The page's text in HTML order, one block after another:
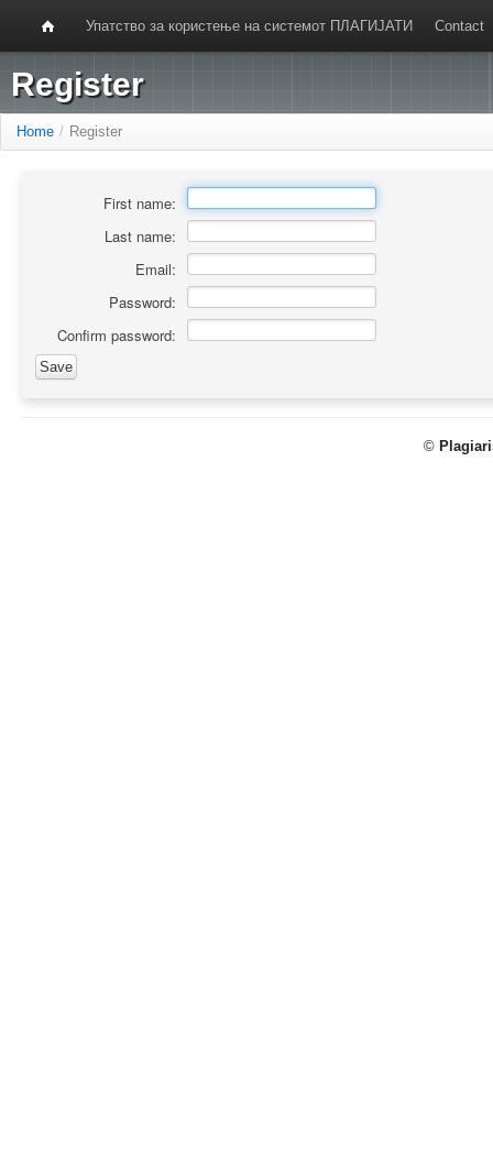
Упатство за користење на системот ПЛАГИЈАТИ Contact
Register
Home / Register
First name:
Last name:
Email:
Password:
Confirm password:
©